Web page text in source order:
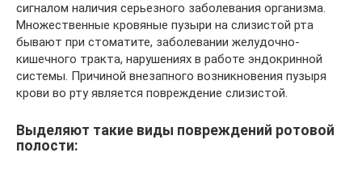
сигналом наличия серьезного заболевания организма.
Множественные кровяные пузыри на слизистой рта
бывают при стоматите, заболевании желудочно-
кишечного тракта, нарушениях в работе эндокринной
системы. Причиной внезапного возникновения пузыря
крови во рту является повреждение слизистой.
Выделяют такие виды повреждений ротовой
полости: